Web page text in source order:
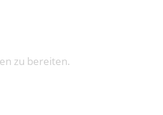
zu bereiten.